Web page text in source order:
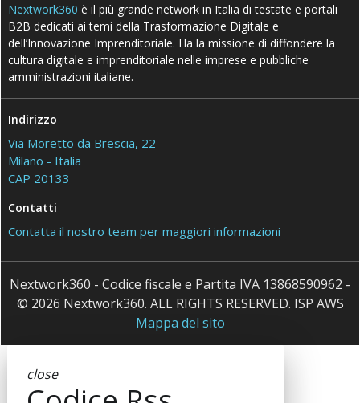
Nextwork360 è il più grande network in Italia di testate e portali
B2B dedicati ai temi della Trasformazione Digitale e
dell’Innovazione Imprenditoriale. Ha la missione di diffondere la
cultura digitale e imprenditoriale nelle imprese e pubbliche
amministrazioni italiane.
Indirizzo
Via Moretto da Brescia, 22
Milano - Italia
CAP 20133
Contatti
Contatta il nostro team per maggiori informazioni
Nextwork360 - Codice fiscale e Partita IVA 13868590962 -
© 2026 Nextwork360. ALL RIGHTS RESERVED. ISP AWS
Mappa del sito
close